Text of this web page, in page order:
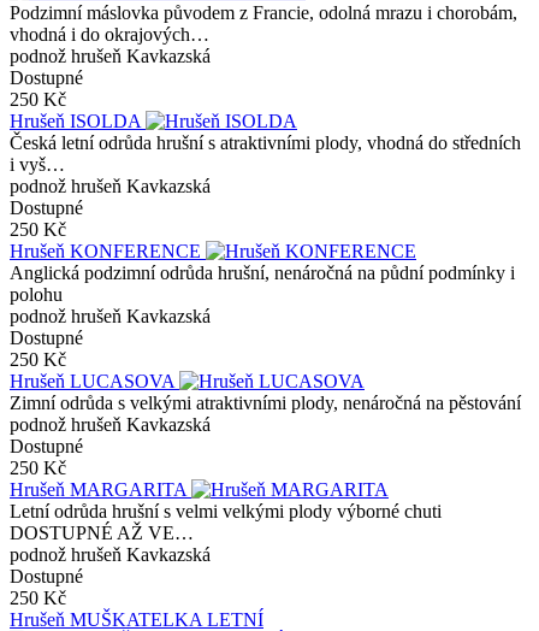
Podzimní máslovka původem z Francie, odolná mrazu i chorobám,
vhodná i do okrajových…
podnož hrušeň Kavkazská
Dostupné
250 Kč
Hrušeň ISOLDA
Česká letní odrůda hrušní s atraktivními plody, vhodná do středních
i vyš…
podnož hrušeň Kavkazská
Dostupné
250 Kč
Hrušeň KONFERENCE
Anglická podzimní odrůda hrušní, nenáročná na půdní podmínky i
polohu
podnož hrušeň Kavkazská
Dostupné
250 Kč
Hrušeň LUCASOVA
Zimní odrůda s velkými atraktivními plody, nenáročná na pěstování
podnož hrušeň Kavkazská
Dostupné
250 Kč
Hrušeň MARGARITA
Letní odrůda hrušní s velmi velkými plody výborné chuti
DOSTUPNÉ AŽ VE…
podnož hrušeň Kavkazská
Dostupné
250 Kč
Hrušeň MUŠKATELKA LETNÍ